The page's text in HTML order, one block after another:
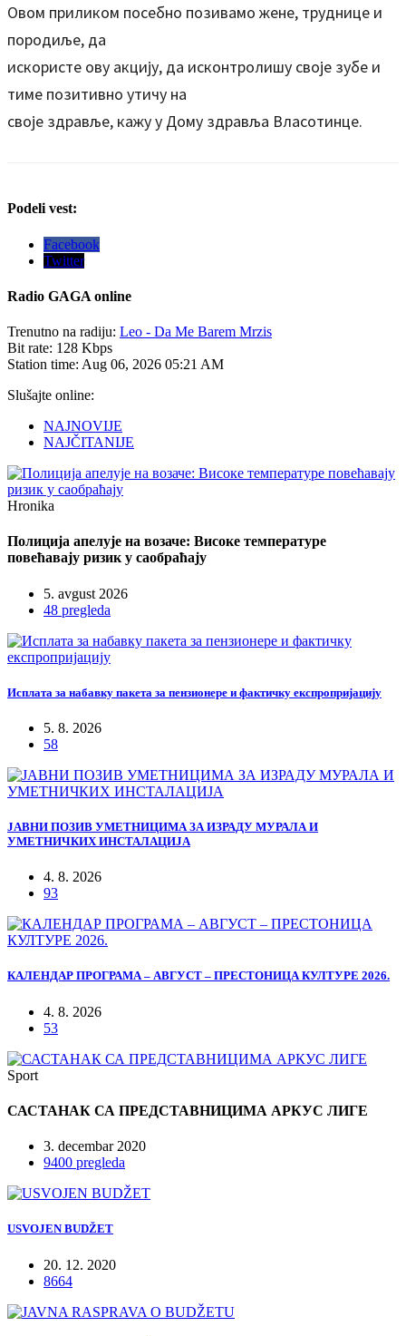
Овом приликом посебно позивамо жене, труднице и
породиље, да
искористе ову акцију, да исконтролишу своје зубе и
тиме позитивно утичу на
своје здравље, кажу у Дому здравља Власотинце.
Podeli vest:
Facebook
Twitter
Radio GAGA online
Trenutno na radiju: Leo - Da Me Barem Mrzis
Bit rate: 128 Kbps
Station time: Aug 06, 2026 05:21 AM
Slušajte online:
NAJNOVIJE
NAJČITANIJE
Hronika
Полиција апелује на возаче: Високе температуре
повећавају ризик у саобраћају
5. avgust 2026
48 pregleda
Исплата за набавку пакета за пензионере и фактичку експропријацију
5. 8. 2026
58
ЈАВНИ ПОЗИВ УМЕТНИЦИМА ЗА ИЗРАДУ МУРАЛА И
УМЕТНИЧКИХ ИНСТАЛАЦИЈА
4. 8. 2026
93
КАЛЕНДАР ПРОГРАМА – АВГУСТ – ПРЕСТОНИЦА КУЛТУРЕ 2026.
4. 8. 2026
53
Sport
САСТАНАК СА ПРЕДСТАВНИЦИМА АРКУС ЛИГЕ
3. decembar 2020
9400 pregleda
USVOJEN BUDŽET
20. 12. 2020
8664